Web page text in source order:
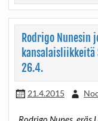
Rodrigo Nunesin
kansalaisliikkeitä
26.4.
21.4.2015